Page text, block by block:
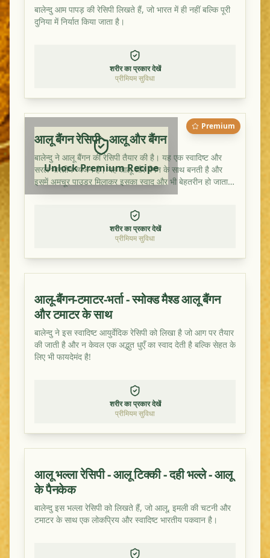
बालेन्दु आम पापड़ की रेसिपी लिखते हैं, जो भारत में ही नहीं बल्कि पूरी
दुनिया में निर्यात किया जाता है।
शरीर का प्रकार देखें
प्रीमियम सुविधा
Premium
Unlock Premium Recipe
आलू बैंगन रेसिपी - आलू और बैंगन
बालेन्दु ने आलू बैंगन की रेसिपी तैयार की है। यह एक स्वादिष्ट और
सरल भारतीय व्यंजन है। यह आलू और बैंगन के साथ बनती है और
इसमें अमचूर पाउडर मिलाकर इसका स्वाद और भी बेहतरीन हो जाता
है।
शरीर का प्रकार देखें
प्रीमियम सुविधा
आलू-बैंगन-टमाटर-भर्ता - स्मोक्ड मैश्ड आलू बैंगन
और टमाटर के साथ
बालेन्दु ने इस स्वादिष्ट आयुर्वेदिक रेसिपी को लिखा है जो आग पर तैयार
की जाती है और न केवल एक अद्भुत धुएँ का स्वाद देती है बल्कि सेहत के
लिए भी फायदेमंद है!
शरीर का प्रकार देखें
प्रीमियम सुविधा
आलू भल्ला रेसिपी - आलू टिक्की - दही भल्ले - आलू
के पैनकेक
बालेन्दु इस भल्ला रेसिपी को लिखते हैं, जो आलू, इमली की चटनी और
टमाटर के साथ एक लोकप्रिय और स्वादिष्ट भारतीय पकवान है।